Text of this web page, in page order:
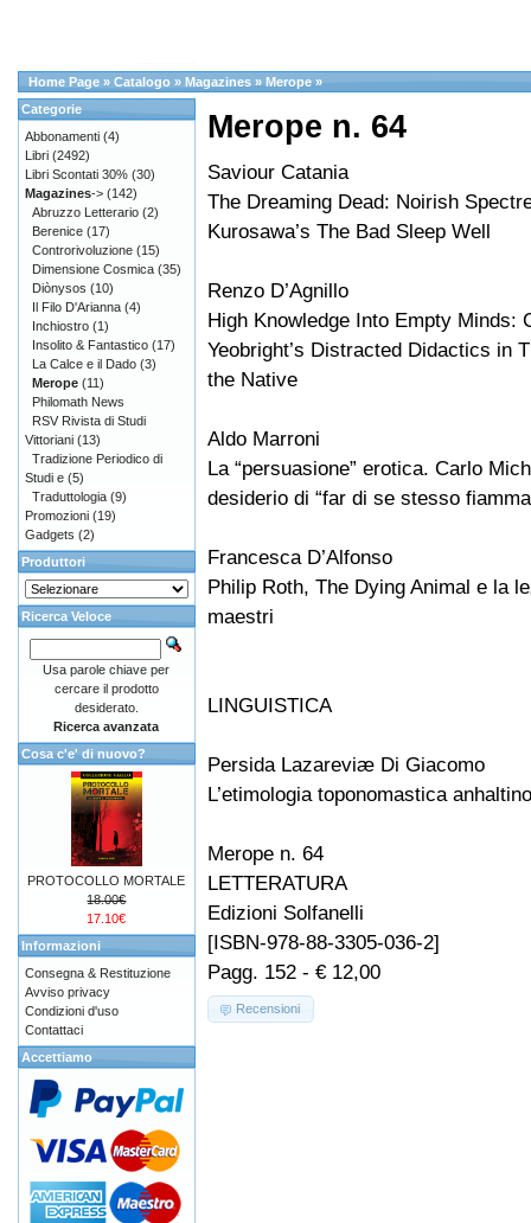
Home Page » Catalogo » Magazines » Merope »
Merope n. 64
Saviour Catania
The Dreaming Dead: Noirish
Kurosawa’s The Bad Sleep Well
Renzo D’Agnillo
High Knowledge Into Empty Minds:
Yeobright’s Distracted Didactics in
the Native
Aldo Marroni
La “persuasione” erotica. Carlo
desiderio di “far di se stesso
Francesca D’Alfonso
Philip Roth, The Dying Animal e la
maestri
LINGUISTICA
Persida Lazareviæ Di Giacomo
L’etimologia toponomastica
Merope n. 64
LETTERATURA
Edizioni Solfanelli
[ISBN-978-88-3305-036-2]
Pagg. 152 - € 12,00
Recensioni
Categorie
Abbonamenti (4)
Libri (2492)
Libri Scontati 30% (30)
Magazines-> (142)
Abruzzo Letterario (2)
Berenice (17)
Controrivoluzione (15)
Dimensione Cosmica (35)
Diònysos (10)
Il Filo D'Arianna (4)
Inchiostro (1)
Insolito & Fantastico (17)
La Calce e il Dado (3)
Merope (11)
Philomath News
RSV Rivista di Studi
Vittoriani (13)
Tradizione Periodico di
Studi e (5)
Traduttologia (9)
Promozioni (19)
Gadgets (2)
Produttori
Ricerca Veloce
Usa parole chiave per
cercare il prodotto
desiderato.
Ricerca avanzata
Cosa c'e' di nuovo?
PROTOCOLLO MORTALE
18.00€
17.10€
Informazioni
Consegna & Restituzione
Avviso privacy
Condizioni d'uso
Contattaci
Accettiamo